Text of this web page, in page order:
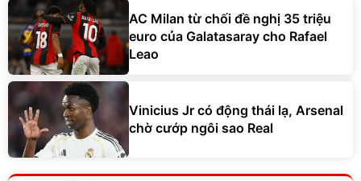
AC Milan từ chối đề nghị 35 triệu
euro của Galatasaray cho Rafael
Leao
Vinicius Jr có động thái lạ, Arsenal
chờ cướp ngôi sao Real